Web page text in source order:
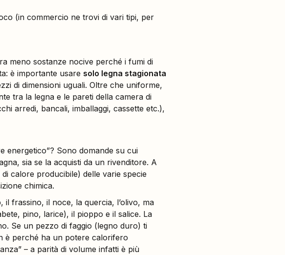
(in commercio ne trovi di vari tipi, per
meno sostanze nocive perché i fumi di
è importante usare solo legna stagionata
di dimensioni uguali. Oltre che uniforme,
tra la legna e le pareti della camera di
arredi, bancali, imballaggi, cassette etc.),
energetico”? Sono domande su cui
sia se la acquisti da un rivenditore. A
calore producibile) delle varie specie
chimica.
il frassino, il noce, la quercia, l’olivo, ma
pino, larice), il pioppo e il salice. La
Se un pezzo di faggio (legno duro) ti
è perché ha un potere calorifero
– a parità di volume infatti è più